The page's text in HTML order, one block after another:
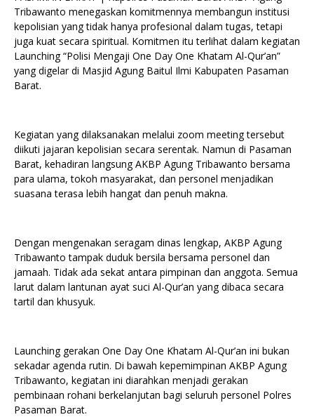
Tribawanto menegaskan komitmennya membangun institusi
kepolisian yang tidak hanya profesional dalam tugas, tetapi
juga kuat secara spiritual. Komitmen itu terlihat dalam kegiatan
Launching “Polisi Mengaji One Day One Khatam Al-Qur’an”
yang digelar di Masjid Agung Baitul Ilmi Kabupaten Pasaman
Barat.
Kegiatan yang dilaksanakan melalui zoom meeting tersebut
diikuti jajaran kepolisian secara serentak. Namun di Pasaman
Barat, kehadiran langsung AKBP Agung Tribawanto bersama
para ulama, tokoh masyarakat, dan personel menjadikan
suasana terasa lebih hangat dan penuh makna.
Dengan mengenakan seragam dinas lengkap, AKBP Agung
Tribawanto tampak duduk bersila bersama personel dan
jamaah. Tidak ada sekat antara pimpinan dan anggota. Semua
larut dalam lantunan ayat suci Al-Qur’an yang dibaca secara
tartil dan khusyuk.
Launching gerakan One Day One Khatam Al-Qur’an ini bukan
sekadar agenda rutin. Di bawah kepemimpinan AKBP Agung
Tribawanto, kegiatan ini diarahkan menjadi gerakan
pembinaan rohani berkelanjutan bagi seluruh personel Polres
Pasaman Barat.